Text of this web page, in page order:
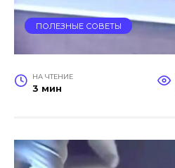
ПОЛЕЗНЫЕ СОВЕТЫ
НА ЧТЕНИЕ
3 мин